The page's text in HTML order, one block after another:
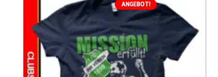
ANGEBOT!